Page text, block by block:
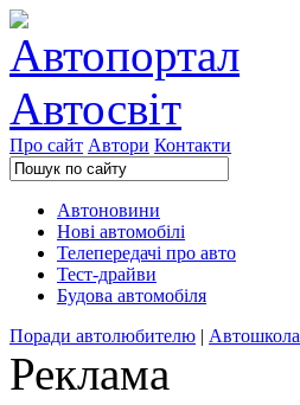
Про сайт Автори Контакти
Автоновини
Нові автомобілі
Телепередачі про авто
Тест-драйви
Будова автомобіля
Поради автолюбителю | Автошкола
Реклама